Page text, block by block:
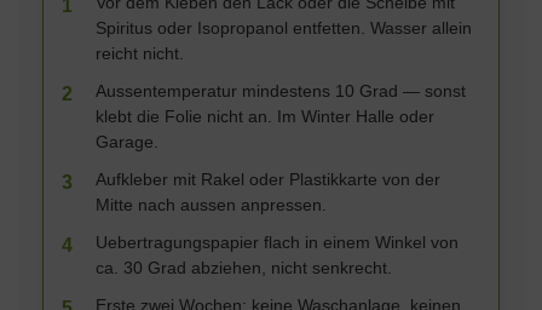
1
Spiritus oder Isopropanol entfetten. Wasser allein
reicht nicht.
2
Aussentemperatur mindestens 10 Grad — sonst
klebt die Folie nicht an. Im Winter Halle oder
Garage.
3
Aufkleber mit Rakel oder Plastikkarte von der
Mitte nach aussen anpressen.
4
Uebertragungspapier flach in einem Winkel von
ca. 30 Grad abziehen, nicht senkrecht.
Erste zwei Wochen: keine Waschanlage, keinen